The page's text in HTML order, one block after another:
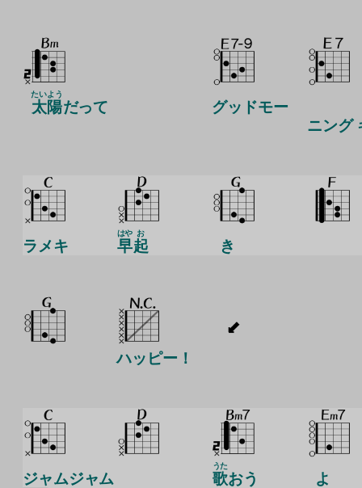
太陽
たいよう
だって
グッドモー
ニング
ラメキ 早
はや
起
お
き
ハッピー！
ジャムジャム
歌
うた
おう よ